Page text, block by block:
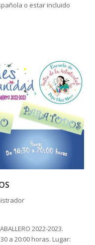
o estar incluido
2022-2023.
a 20:00 horas. Lugar: